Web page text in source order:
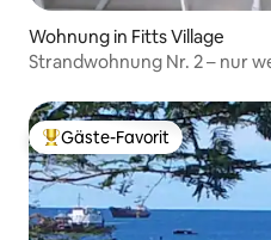
Wohnung in Fitts Village
Strandwohnung Nr. 2 – nur
Beliebter Gäste-Favorit.
Gäste-Favorit